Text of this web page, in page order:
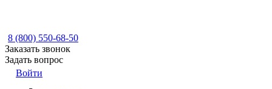
8 (800) 550-68-50
Заказать звонок
Задать вопрос
Войти